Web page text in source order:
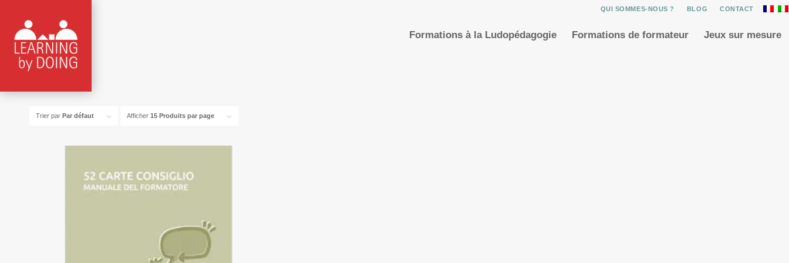
QUI SOMMES-NOUS ? BLOG CONTACT
Formations à la Ludopédagogie Formations de formateur Jeux sur mesure
Trier par Par défaut Afficher 15 Produits par page